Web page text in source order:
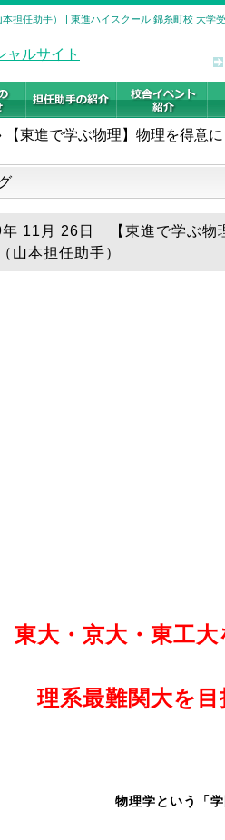
担任助手） | 東進ハイスクール 錦糸町校 大学
【東進で学ぶ物理】物理を得意
11月 26日 【東進で学ぶ物
山本担任助手）
東大・京大・東工大
理系最難関大を目
物理学という「